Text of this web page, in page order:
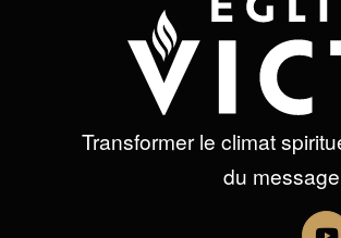
Transformer le climat
du